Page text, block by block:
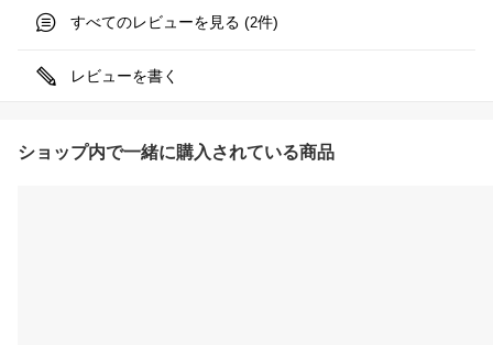
すべてのレビューを見る (2件)
レビューを書く
ショップ内で一緒に購入されている商品